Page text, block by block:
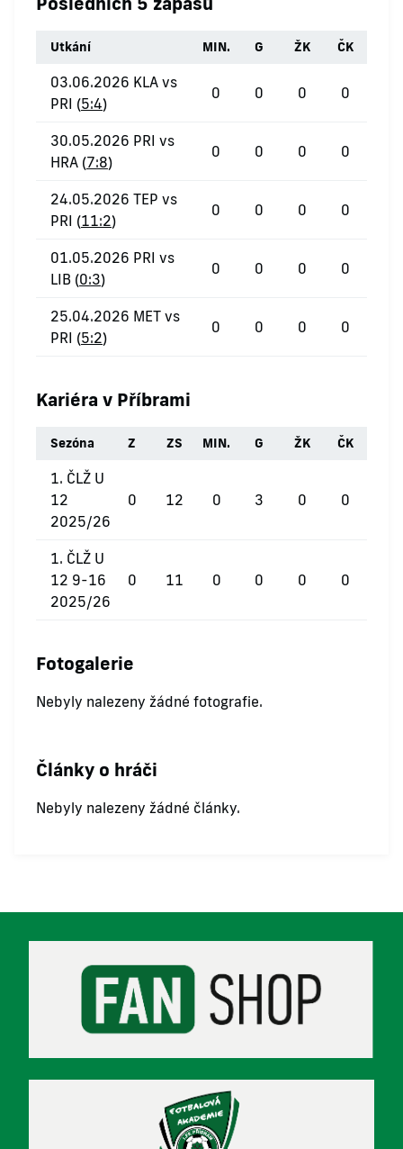
Utkání MIN. G ŽK ČK
03.06.2026 KLA vs
PRI (5:4)
0 0 0 0
30.05.2026 PRI vs
HRA (7:8)
0 0 0 0
24.05.2026 TEP vs
PRI (11:2)
0 0 0 0
01.05.2026 PRI vs
LIB (0:3)
0 0 0 0
25.04.2026 MET vs
PRI (5:2)
0 0 0 0
Kariéra v Příbrami
Sezóna Z ZS MIN. G ŽK ČK
1. ČLŽ U
12
2025/26
0 12 0 3 0 0
1. ČLŽ U
12 9-16
2025/26
0 11 0 0 0 0
Fotogalerie
Nebyly nalezeny žádné fotografie.
Články o hráči
Nebyly nalezeny žádné články.